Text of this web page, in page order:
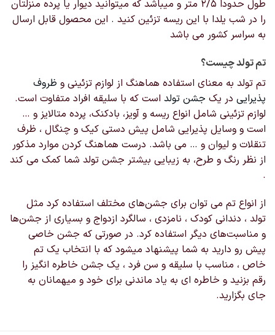
طول حدودا ۲/۵ متر و میباشد که میتوانید دیوار یا پرده منزلتان
را در شب یلدا با این ریسه تزئین کنید . این محصول قابل ارسال
به سراسر کشور می باشد
تم تولد چیست؟
تم تولد به معنای استفاده هماهنگ از لوازم تزئینی و ظروف
پذیرایی در یک جشن تولد است که با سلیقه افراد متفاوت است.
لوازم تزئینی شامل انواع ریسه و آویز، بادکنک، پرده متالایز و …
است و وسایل پذیرایی شامل پیش دستی کیک و چنگال ، ظرف
تنقلات و لیوان و … می باشد. درست هماهنگ کردن موارد مذکور
از نظر رنگ و طرح، به زیبایی بیشتر جشن تولد شما کمک می کند
.
از انواع تم‌ می توان برای جشن‌های مختلف استفاده کرد مثل
تولد ، دندانی کودک ، نامزدی ، سالگرد ازدواج و بسیاری از جشن‌ها
و مناسبت‌های دیگر استفاده کرد. در صورتی که جشن خاصی
پیش رو دارید به شما پیشنهاد میشود که با انتخاب یک تم
خاص ، مناسب با سلیقه و سن فرد ، یک جشن خاطره انگیز را
رقم بزنید و خاطره ای به یاد ماندنی برای خود و میهمانان به
جای بگزارید.